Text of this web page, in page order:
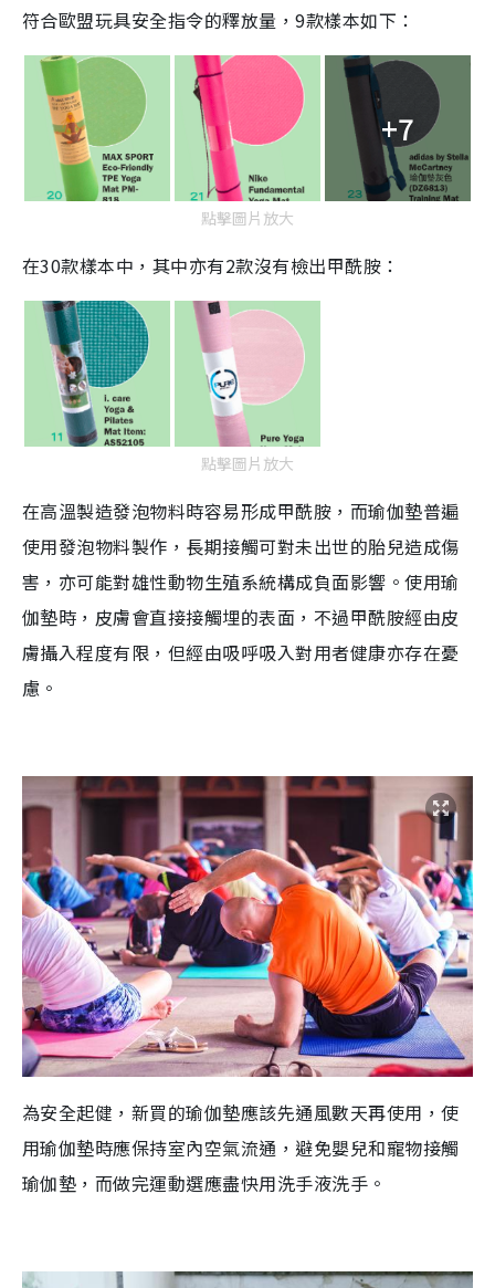
符合歐盟玩具安全指令的釋放量，9款樣本如下：
+7
點擊圖片放大
在30款樣本中，其中亦有2款沒有檢出甲酰胺：
點擊圖片放大
在高溫製造發泡物料時容易形成甲酰胺，而瑜伽墊普遍
使用發泡物料製作，長期接觸可對未出世的胎兒造成傷
害，亦可能對雄性動物生殖系統構成負面影響。使用瑜
伽墊時，皮膚會直接接觸埋的表面，不過甲酰胺經由皮
膚攝入程度有限，但經由吸呼吸入對用者健康亦存在憂
慮。
為安全起健， 新買的瑜伽墊應該先通風數天再使用，使
用瑜伽墊時應保持室內空氣流通，避免嬰兒和寵物接觸
瑜伽墊，而做完運動選應盡快用洗手液洗手。